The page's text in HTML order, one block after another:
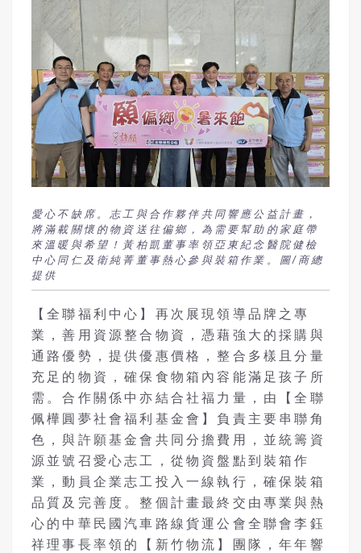
愛心不缺席。志工與合作夥伴共同響應公益計畫，
將滿載關懷的物資送往偏鄉，為需要幫助的家庭帶
來溫暖與希望！黃柏凱董事率領亞東紀念醫院健檢
中心同仁及衛純菁董事熱心參與裝箱作業。圖/商總
提供
【全聯福利中心】再次展現領導品牌之專
業，善用資源整合物資，憑藉強大的採購與
通路優勢，提供優惠價格，整合多樣且分量
充足的物資，確保食物箱內容能滿足孩子所
需。合作關係中亦結合社福力量，由【全聯
佩樺圓夢社會福利基金會】負責主要串聯角
色，與許願基金會共同分擔費用，並統籌資
源並號召愛心志工，從物資盤點到裝箱作
業，動員企業志工投入一線執行，確保裝箱
品質及完善度。整個計畫最終交由專業與熱
心的中華民國汽車路線貨運公會全聯會李鈺
祥理事長率領的【新竹物流】團隊，年年響